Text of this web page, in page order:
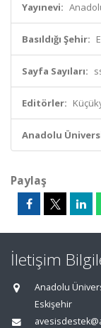
Yayınevi:
Basıldığı Şehir:
Sayfa Sayıları:
Editörler:
Anadolu
Paylaş
İletişim
Anadolu
Eskişehir